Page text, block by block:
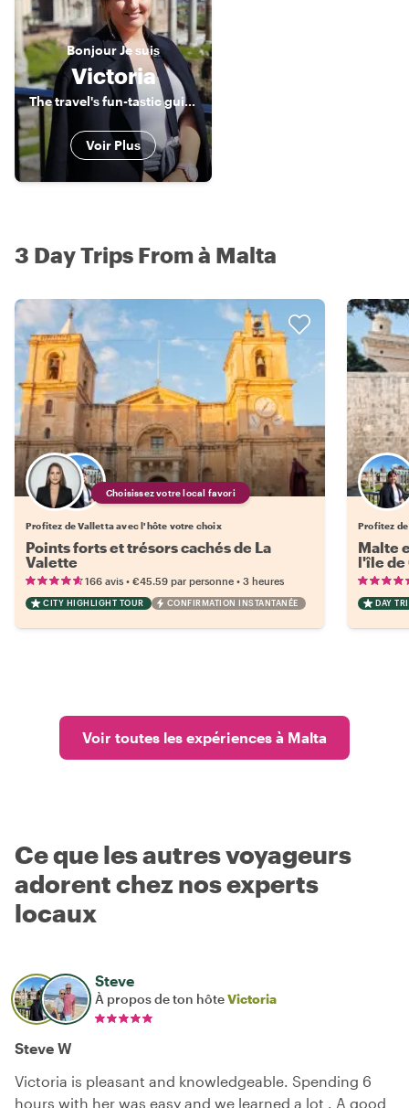
BonjourJe suis
Victoria
The travel's fun-tastic guide to exploring Malta!
Voir Plus
3 Day Trips From à Malta
Choisissez votre local favori
Profitez de Valletta avec l'hôte votre choix
Points forts et trésors cachés de La
Valette
166 avis • €45.59 par personne • 3 heures
CITY HIGHLIGHT TOUR CONFIRMATION INSTANTANÉE
Profitez
Malte
l'île de
DAY
Voir toutes les expériences à Malta
Ce que les autres voyageurs
adorent chez nos experts
locaux
Steve
À propos de ton hôteVictoria
Steve W
Victoria is pleasant and knowledgeable. Spending 6
hours with her was easy and we learned a lot . A good